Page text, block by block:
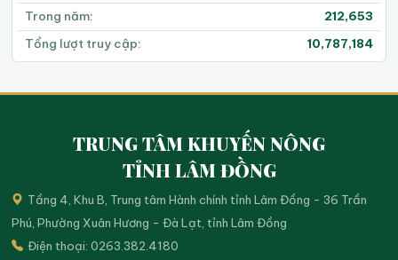
Trong năm:
212,653
Tổng lượt truy cập:
10,787,184
TRUNG TÂM KHUYẾN NÔNG
TỈNH LÂM ĐỒNG
Tầng 4, Khu B, Trung tâm Hành chính tỉnh Lâm Đồng - 36 Trần
Phú, Phường Xuân Hương - Đà Lạt, tỉnh Lâm Đồng
Điện thoại: 0263.382.4180